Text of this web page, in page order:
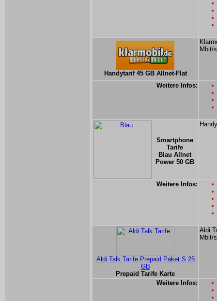
Handytarif 45 GB Allnet-Flat
Mbit/s
Weitere Infos:
Smartphone
Tarife
Blau Allnet
Power 50 GB
Weitere Infos:
Aldi Talk Tarife Prepaid Paket S 25
GB
Prepaid Tarife Karte
Aldi
Mbit/s
Weitere Infos: